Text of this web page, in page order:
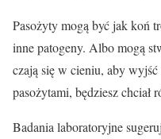
Pasożyty mogą być jak koń
inne patogeny. Albo mogą
czają się w cieniu, aby wyjść
pasożytami, będziesz chciał
Badania laboratoryjne